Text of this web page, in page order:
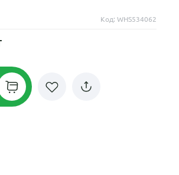
Код: WHS534062